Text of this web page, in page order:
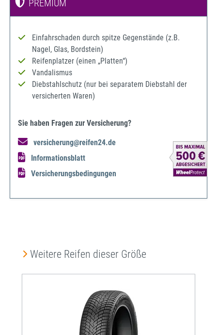
PREMIUM
Einfahrschaden durch spitze Gegenstände (z.B.
Nagel, Glas, Bordstein)
Reifenplatzer (einen „Platten“)
Vandalismus
Diebstahlschutz (nur bei separatem Diebstahl der
versicherten Waren)
Sie haben Fragen zur Versicherung?
versicherung@reifen24.de
Informationsblatt
Versicherungsbedingungen
Produktgalerie überspringen
Weitere Reifen dieser Größe